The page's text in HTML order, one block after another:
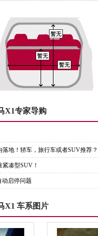
暂无
暂无
暂无
X1专家导购
落地！轿车，旅行车或者SUV推荐？
凑型SUV！
动启停问题
X1 车系图片